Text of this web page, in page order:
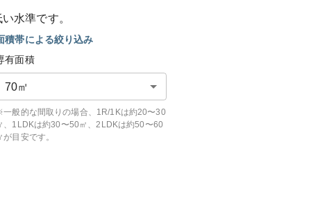
い水準です。
積帯による絞り込み
有面積
70㎡
般的な間取りの場合、1R/1Kは約20〜30
、1LDKは約30〜50㎡、2LDKは約50〜60
が目安です。